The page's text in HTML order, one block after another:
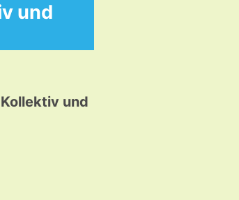
und
und